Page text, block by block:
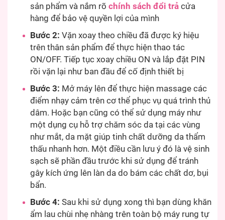
sản phẩm và nắm rõ chính sách đổi trả cửa
hàng để bảo vệ quyền lợi của mình
Bước 2: Vặn xoay theo chiều đã được ký hiệu
trên thân sản phẩm để thực hiện thao tác
ON/OFF. Tiếp tục xoay chiều ON và lắp đặt PIN
rồi vặn lại như ban đầu để cố định thiết bị
Bước 3: Mở máy lên để thực hiện massage các
điểm nhạy cảm trên cơ thể phục vụ quá trình thủ
dâm. Hoặc bạn cũng có thể sử dụng máy như
một dụng cụ hỗ trợ chăm sóc da tại các vùng
như mắt, da mặt giúp tinh chất dưỡng da thẩm
thấu nhanh hơn. Một điều cần lưu ý đó là vệ sinh
sạch sẽ phần đầu trước khi sử dụng để tránh
gây kích ứng lên làn da do bám các chất dơ, bụi
bẩn.
Bước 4: Sau khi sử dụng xong thì bạn dùng khăn
ẩm lau chùi nhẹ nhàng trên toàn bộ máy rung tự